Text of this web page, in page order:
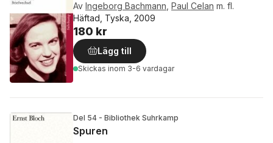
Av Ingeborg Bachmann, Paul Celan m. fl.
Häftad, Tyska, 2009
180 kr
Lägg till
Skickas inom 3-6 vardagar
Del 54 - Bibliothek Suhrkamp
Spuren